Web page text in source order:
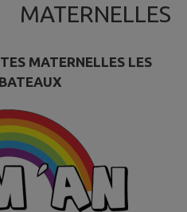
MATERNELLES
MATERNELLES LES